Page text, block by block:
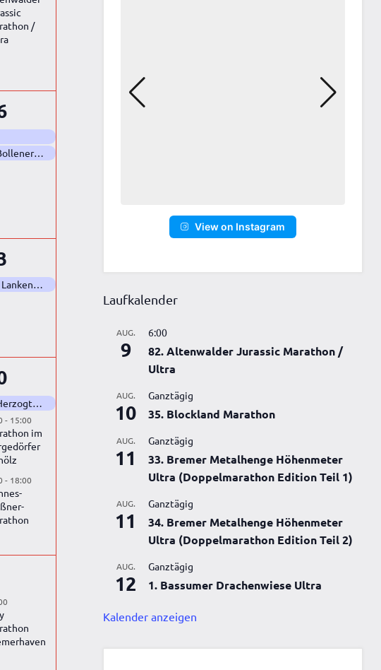
/
8. Bollener Weserdeich Marathon
20. Lankenauer Höft Marathon
1. Herzogtum Lauenburg Marathon
- 15:00
im
- 18:00
View on Instagram
Laufkalender
AUG.
9
6:00
82. Altenwalder Jurassic Marathon /
Ultra
AUG.
10
Ganztägig
35. Blockland Marathon
AUG.
11
Ganztägig
33. Bremer Metalhenge Höhenmeter
Ultra (Doppelmarathon Edition Teil 1)
AUG.
11
Ganztägig
34. Bremer Metalhenge Höhenmeter
Ultra (Doppelmarathon Edition Teil 2)
AUG.
12
Ganztägig
1. Bassumer Drachenwiese Ultra
Kalender anzeigen